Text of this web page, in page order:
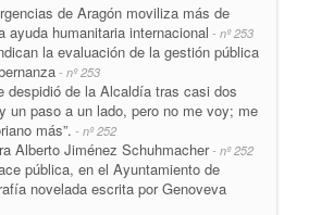
de Aragón moviliza más de
ayuda humanitaria internacional - nº 253
la evaluación de la gestión pública
- nº 253
despidió de la Alcaldía tras casi dos
un paso a un lado, pero no me voy; me
más”. - nº 252
Alberto Jiménez Schuhmacher- nº 252
pública, en el Ayuntamiento de
novelada escrita por Genoveva